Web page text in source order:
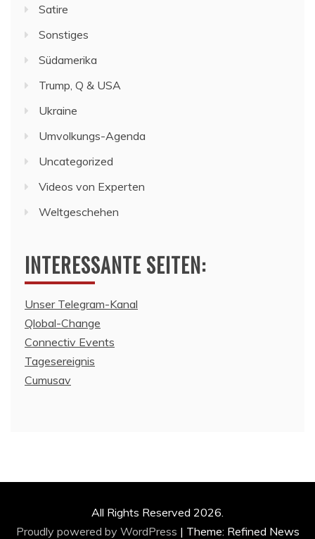
Satire
Sonstiges
Südamerika
Trump, Q & USA
Ukraine
Umvolkungs-Agenda
Uncategorized
Videos von Experten
Weltgeschehen
INTERESSANTE SEITEN:
Unser Telegram-Kanal
Qlobal-Change
Connectiv Events
Tagesereignis
Cumusav
All Rights Reserved 2026.
Proudly powered by WordPress | Theme: Refined News